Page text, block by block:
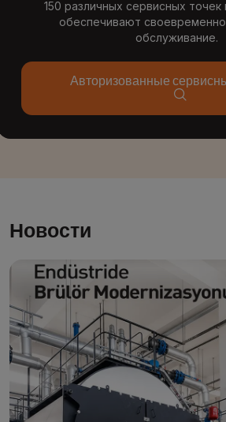
150 различных сервисных точек
обеспечивают
обслуживание.
Авторизованные
Новости